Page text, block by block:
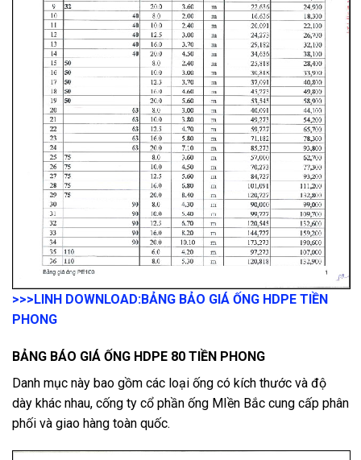
>>>LINH DOWNLOAD:BẢNG BẢO GIÁ ỐNG HDPE TIỀN
PHONG
BẢNG BÁO GIÁ ỐNG HDPE 80 TIỀN PHONG
Danh mục này bao gồm các loại ống có kích thước và độ
dày khác nhau, cống ty cổ phần ống MIền Bắc cung cấp phân
phối và giao hàng toàn quốc.